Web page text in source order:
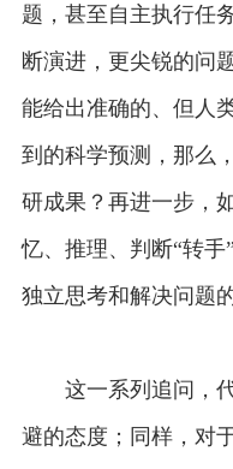
题，甚至自主执行任
断演进，更尖锐的问
能给出准确的、但人
到的科学预测，那么
研成果？再进一步，
忆、推理、判断“转
独立思考和解决问题
这一系列追问，代
避的态度；同样，对